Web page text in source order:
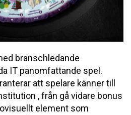
branschledande
IT panomfattande spel.
att spelare känner till
, från gå vidare bonus
element som